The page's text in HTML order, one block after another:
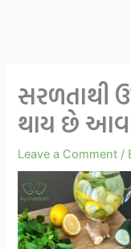
સરળતાથી
થાય છે
Leave a Comment /